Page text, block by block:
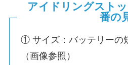
アイドリングスト
番の
① サイズ：バッテリーの
（画像参照）